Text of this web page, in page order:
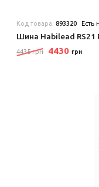
Код товара:893320 Есть
Шина Habilead RS21
4435 грн 4430 грн